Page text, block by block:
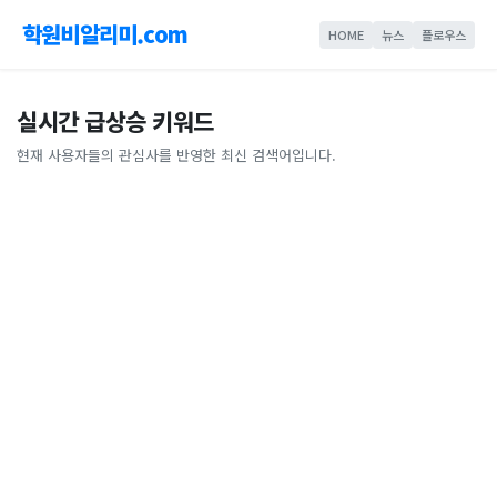
학원비알리미.com HOME 뉴스 플로우스
실시간 급상승 키워드
현재 사용자들의 관심사를 반영한 최신 검색어입니다.